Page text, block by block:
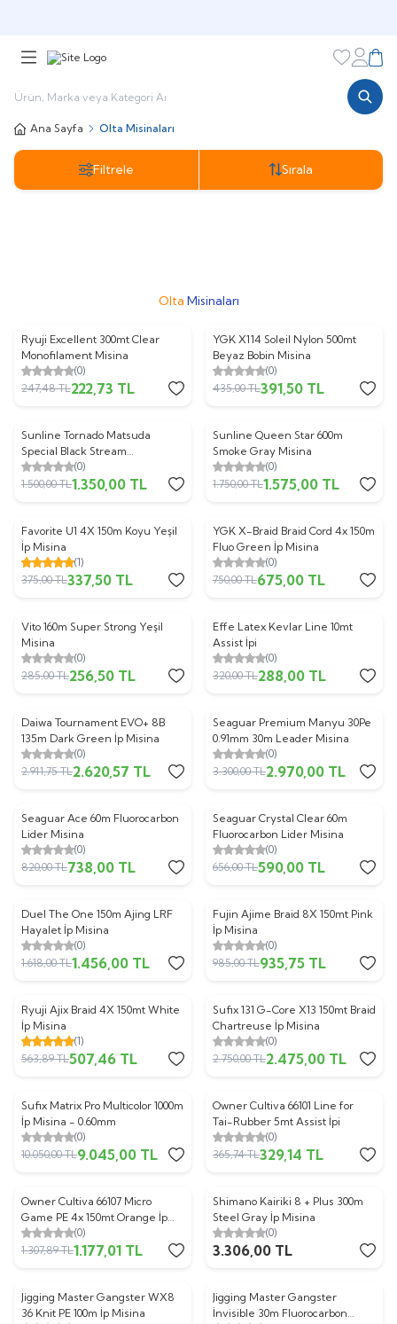
Favorilerim
Ana Sayfa Olta Misinaları
Filtrele Sırala
Olta Misinaları
%10
Ryuji Excellent 300mt Clear
Monofilament Misina
(0)
247,48TL222,73 TL
%10
YGK X114 Soleil Nylon 500mt
Beyaz Bobin Misina
(0)
435,00TL391,50 TL
%10
Sunline Tornado Matsuda
Special Black Stream
Fluorocarbon Misina
(0)
1.500,00TL1.350,00 TL
%10
Sunline Queen Star 600m
Smoke Gray Misina
(0)
1.750,00TL1.575,00 TL
%10
Favorite U1 4X 150m Koyu Yeşil
İp Misina
(1)
375,00TL337,50 TL
%10
YGK X-Braid Braid Cord 4x 150m
Fluo Green İp Misina
(0)
750,00TL675,00 TL
%10
Vito 160m Super Strong Yeşil
Misina
(0)
285,00TL256,50 TL
%10
Effe Latex Kevlar Line 10mt
Assist İpi
(0)
320,00TL288,00 TL
%10
Daiwa Tournament EVO+ 8B
135m Dark Green İp Misina
(0)
2.911,75TL2.620,57 TL
%10
Seaguar Premium Manyu 30Pe
0.91mm 30m Leader Misina
(0)
3.300,00TL2.970,00 TL
%10
Seaguar Ace 60m Fluorocarbon
Lider Misina
(0)
820,00TL738,00 TL
%10
Seaguar Crystal Clear 60m
Fluorocarbon Lider Misina
(0)
656,00TL590,00 TL
%10
Duel The One 150m Ajing LRF
Hayalet İp Misina
(0)
1.618,00TL1.456,00 TL
%5
Fujin Ajime Braid 8X 150mt Pink
İp Misina
(0)
985,00TL935,75 TL
%10
Ryuji Ajix Braid 4X 150mt White
İp Misina
(1)
563,89TL507,46 TL
%10
Sufix 131 G-Core X13 150mt Braid
Chartreuse İp Misina
(0)
2.750,00TL2.475,00 TL
%10
Sufix Matrix Pro Multicolor 1000m
İp Misina - 0.60mm
(0)
10.050,00TL9.045,00 TL
%10
Owner Cultiva 66101 Line for
Tai-Rubber 5mt Assist İpi
(0)
365,74TL329,14 TL
%10
Owner Cultiva 66107 Micro
Game PE 4x 150mt Orange İp
Misina
(0)
1.307,89TL1.177,01 TL
Shimano Kairiki 8 + Plus 300m
Steel Gray İp Misina
(0)
3.306,00 TL
Jigging Master Gangster WX8
36 Knit PE 100m İp Misina
Jigging Master Gangster
İnvisible 30m Fluorocarbon